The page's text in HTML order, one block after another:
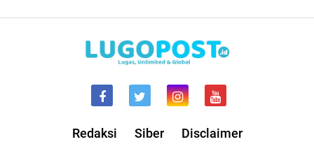
Redaksi Siber Disclaimer